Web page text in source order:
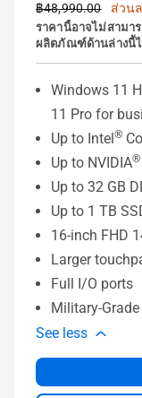
฿48,990.00
ส่วน
ราคานี้อาจไม่สามา
ผลิตภัณฑ์ด้านล่างนี้
Windows 11
11 Pro for
Up to Intel®
Up to NVIDIA®
Up to 32 GB
Up to 1 TB
16-inch FHD
Larger
Full I/O ports
Military-
See less